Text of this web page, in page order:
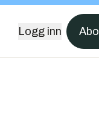
Logg inn